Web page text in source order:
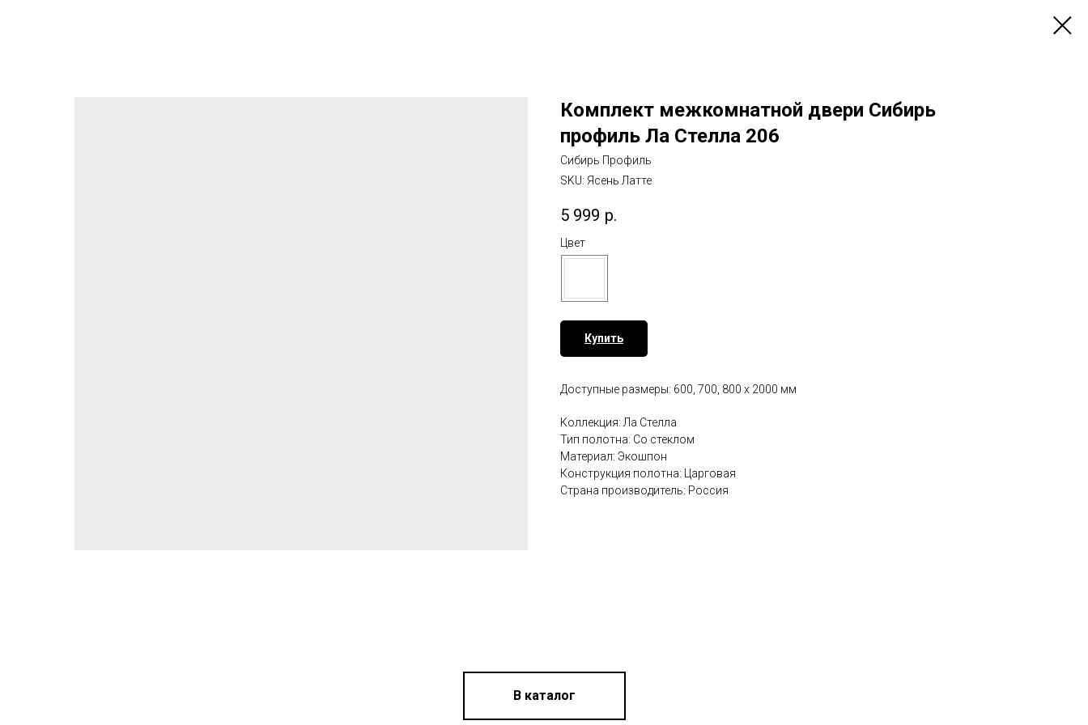
Комплект межкомнатной двери Сибирь
профиль Ла Стелла 206
Сибирь Профиль
SKU: Ясень Латте
5 999 р.
Цвет
Купить
Доступные размеры: 600, 700, 800 х 2000 мм
Коллекция: Ла Стелла
Тип полотна: Со стеклом
Материал: Экошпон
Конструкция полотна: Царговая
Страна производитель: Россия
В каталог